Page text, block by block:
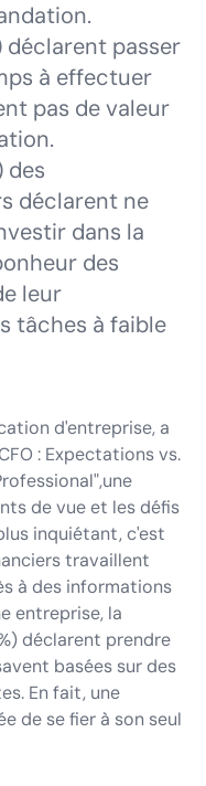
déclarent passer
à effectuer
pas de valeur
des
déclarent ne
dans la
des
leur
tâches à faible
d'entreprise, a
: Expectations vs.
",une
de vue et les défis
inquiétant, c'est
travaillent
à des informations
entreprise, la
déclarent prendre
basées sur des
En fait, une
de se fier à son seul